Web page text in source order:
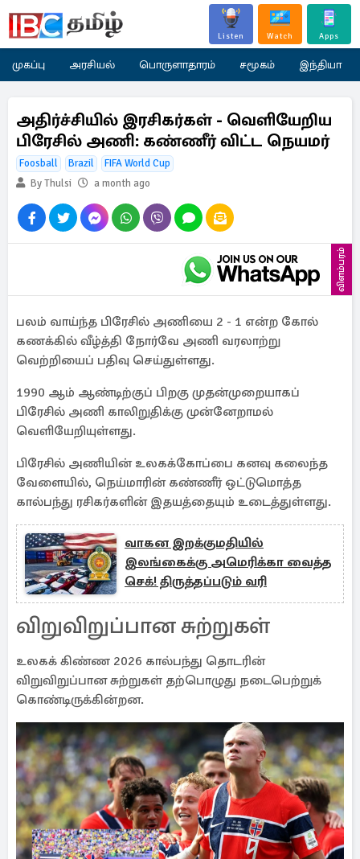
Listen Watch Apps
முகப்பு அரசியல் பொருளாதாரம் சமூகம் இந்தியா
அதிர்ச்சியில் இரசிகர்கள் - வெளியேறிய
பிரேசில் அணி: கண்ணீர் விட்ட நெயமர்
Foosball Brazil
FIFA World Cup
By Thulsi
a month ago
விளம்பரம்
பலம் வாய்ந்த பிரேசில் அணியை 2 - 1 என்ற கோல்
கணக்கில் வீழ்த்தி நோர்வே அணி வரலாற்று
வெற்றியைப் பதிவு செய்துள்ளது.
1990 ஆம் ஆண்டிற்குப் பிறகு முதன்முறையாகப்
பிரேசில் அணி காலிறுதிக்கு முன்னேறாமல்
வெளியேறியுள்ளது.
பிரேசில் அணியின் உலகக்கோப்பை கனவு கலைந்த
வேளையில், நெய்மாரின் கண்ணீர் ஒட்டுமொத்த
கால்பந்து ரசிகர்களின் இதயத்தையும் உடைத்துள்ளது.
வாகன இறக்குமதியில்
இலங்கைக்கு அமெரிக்கா வைத்த
செக்! திருத்தப்படும் வரி
விறுவிறுப்பான சுற்றுகள்
உலகக் கிண்ண 2026 கால்பந்து தொடரின்
விறுவிறுப்பான சுற்றுகள் தற்பொழுது நடைபெற்றுக்
கொண்டிருக்கின்றன.